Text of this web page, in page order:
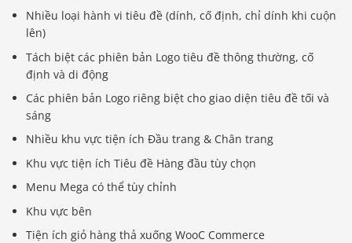
Nhiều loại hành vi tiêu đề (dính, cố định, chỉ dính khi cuộn
lên)
Tách biệt các phiên bản Logo tiêu đề thông thường, cố
định và di động
Các phiên bản Logo riêng biệt cho giao diện tiêu đề tối và
sáng
Nhiều khu vực tiện ích Đầu trang & Chân trang
Khu vực tiện ích Tiêu đề Hàng đầu tùy chọn
Menu Mega có thể tùy chỉnh
Khu vực bên
Tiện ích giỏ hàng thả xuống WooC Commerce